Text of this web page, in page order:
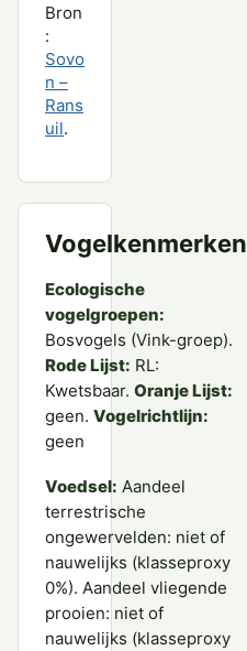
Bron
:
Sovo
n –
Rans
uil.
Vogelkenmerken
Ecologische
vogelgroepen:
Bosvogels (Vink-groep).
Rode Lijst: RL:
Kwetsbaar. Oranje Lijst:
geen. Vogelrichtlijn:
geen
Voedsel: Aandeel
terrestrische
ongewervelden: niet of
nauwelijks (klasseproxy
0%). Aandeel vliegende
prooien: niet of
nauwelijks (klasseproxy